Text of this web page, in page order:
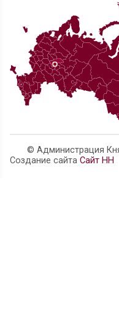
Телефон
8 (83166) 4-14-
Нижегородская